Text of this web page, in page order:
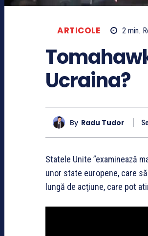
ARTICOLE 2 min.
Ucraina?
By Radu Tudor
Statele Unite ”examinează
unor state europene, care
lungă de acţiune, care pot